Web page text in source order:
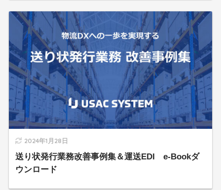
2024年1月28日
送り状発行業務改善事例集＆運送EDI e-Bookダ
ウンロード